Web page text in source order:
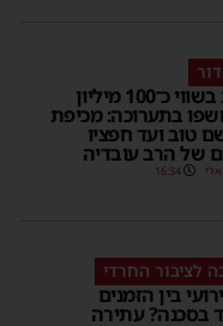
אוצרות בשווי כ־100 מיליון
בתערוכה: מכיפת
טוב ועד חפציו
של הרב עובדיה
16:34
לציבור החרדי
בין הזמנים
בסכנה? עתירה